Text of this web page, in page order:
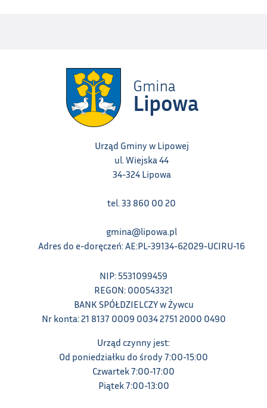
Urząd Gminy w Lipowej
ul. Wiejska 44
34-324 Lipowa
tel. 33 860 00 20
gmina@lipowa.pl
Adres do e-doręczeń: AE:PL-39134-62029-UCIRU-16
NIP: 5531099459
REGON: 000543321
BANK SPÓŁDZIELCZY w Żywcu
Nr konta: 21 8137 0009 0034 2751 2000 0490
Urząd czynny jest:
Od poniedziałku do środy 7:00-15:00
Czwartek 7:00-17:00
Piątek 7:00-13:00